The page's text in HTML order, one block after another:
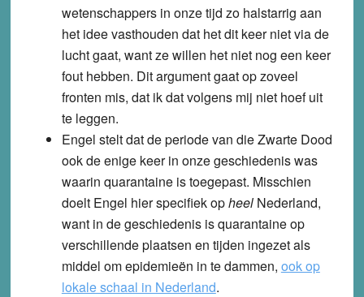
wetenschappers in onze tijd zo halstarrig aan
het idee vasthouden dat het dit keer niet via de
lucht gaat, want ze willen het niet nog een keer
fout hebben. Dit argument gaat op zoveel
fronten mis, dat ik dat volgens mij niet hoef uit
te leggen.
Engel stelt dat de periode van die Zwarte Dood
ook de enige keer in onze geschiedenis was
waarin quarantaine is toegepast. Misschien
doelt Engel hier specifiek opheelNederland,
want in de geschiedenis is quarantaine op
verschillende plaatsen en tijden ingezet als
middel om epidemieën in te dammen, ook op
lokale schaal in Nederland.